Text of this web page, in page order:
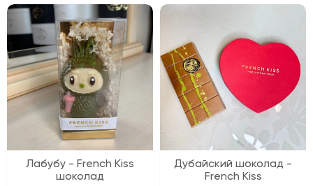
Лабубу - French Kiss
шоколад
Дубайский шоколад -
French Kiss